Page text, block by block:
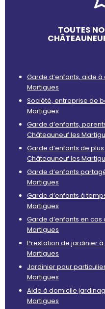
TOUTES
Garde d’enfants, aide
Martigues
Société, entreprise de
Martigues
Garde d’enfants,
Châteauneuf les
Garde d’enfants de
Châteauneuf les
Garde d’enfants
Martigues
Garde d’enfants à
Martigues
Garde d’enfants en
Martigues
Prestation de jardinier
Martigues
Jardinier pour
Martigues
Aide à domicile
Martigues